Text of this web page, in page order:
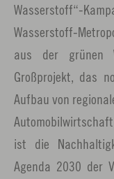
Wasserstoff“-
Wasserstoff-
aus der grünen
Großprojekt, das
Aufbau von
ist die
Agenda 2030 der